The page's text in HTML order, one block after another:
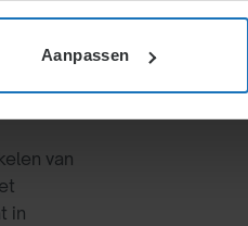
Aanpassen
van
in